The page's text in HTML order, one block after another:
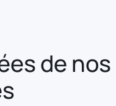
de nos